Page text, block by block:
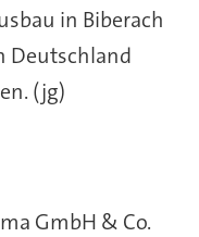
in Biberach
Deutschland
(jg)
GmbH & Co.